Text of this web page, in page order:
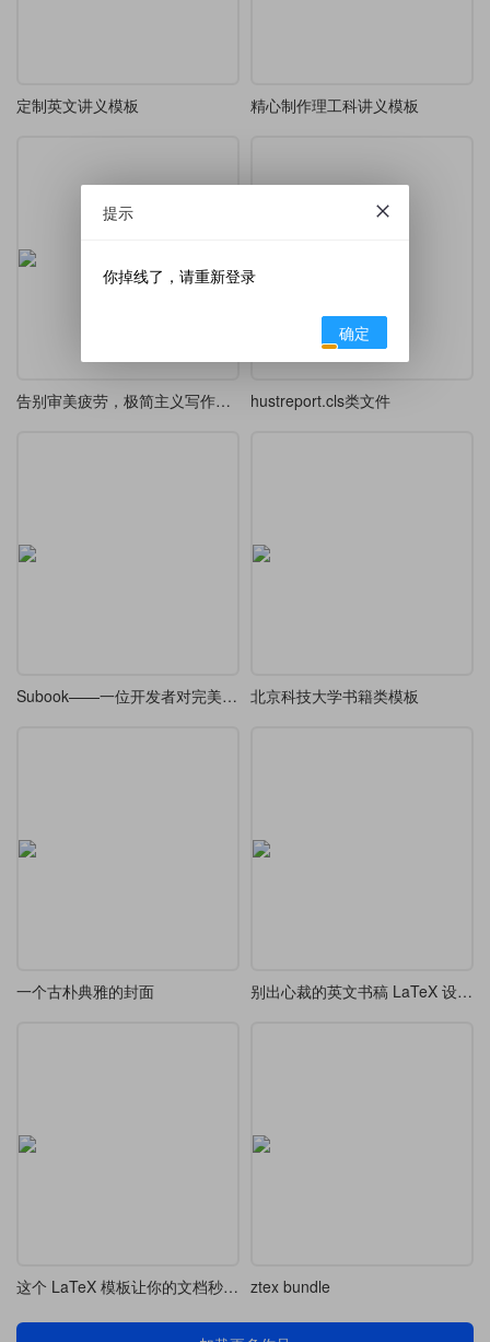
定制英文讲义模板 精心制作理工科讲义模板
告别审美疲劳，极简主义写作：Minos 模板深度测评，让你的文档自带学术质感 hustreport.cls类文件
Subook——一位开发者对完美书籍排版的浪漫追寻 北京科技大学书籍类模板
一个古朴典雅的封面 别出心裁的英文书稿 LaTeX 设计 模版
这个 LaTeX 模板让你的文档秒变莫奈级艺术作品 ztex bundle
提示
你掉线了，请重新登录
确定